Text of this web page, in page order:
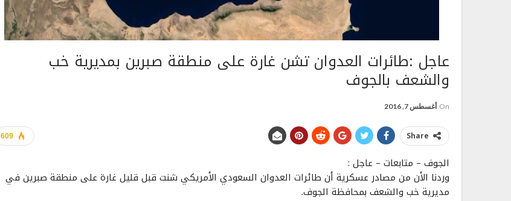
عاجل :طائرات العدوان تشن غارة على منطقة صبرين بمديرية خب
والشعف بالجوف
On أغسطس 7, 2016
609 Share
الجوف – متابعات – عاجل :
وردنا الأن من مصادر عسكرية أن طائرات العدوان السعودي الأمريكي شنت قبل قليل غارة على منطقة صبرين في
مديرية خب والشعف بمحافظة الجوف.